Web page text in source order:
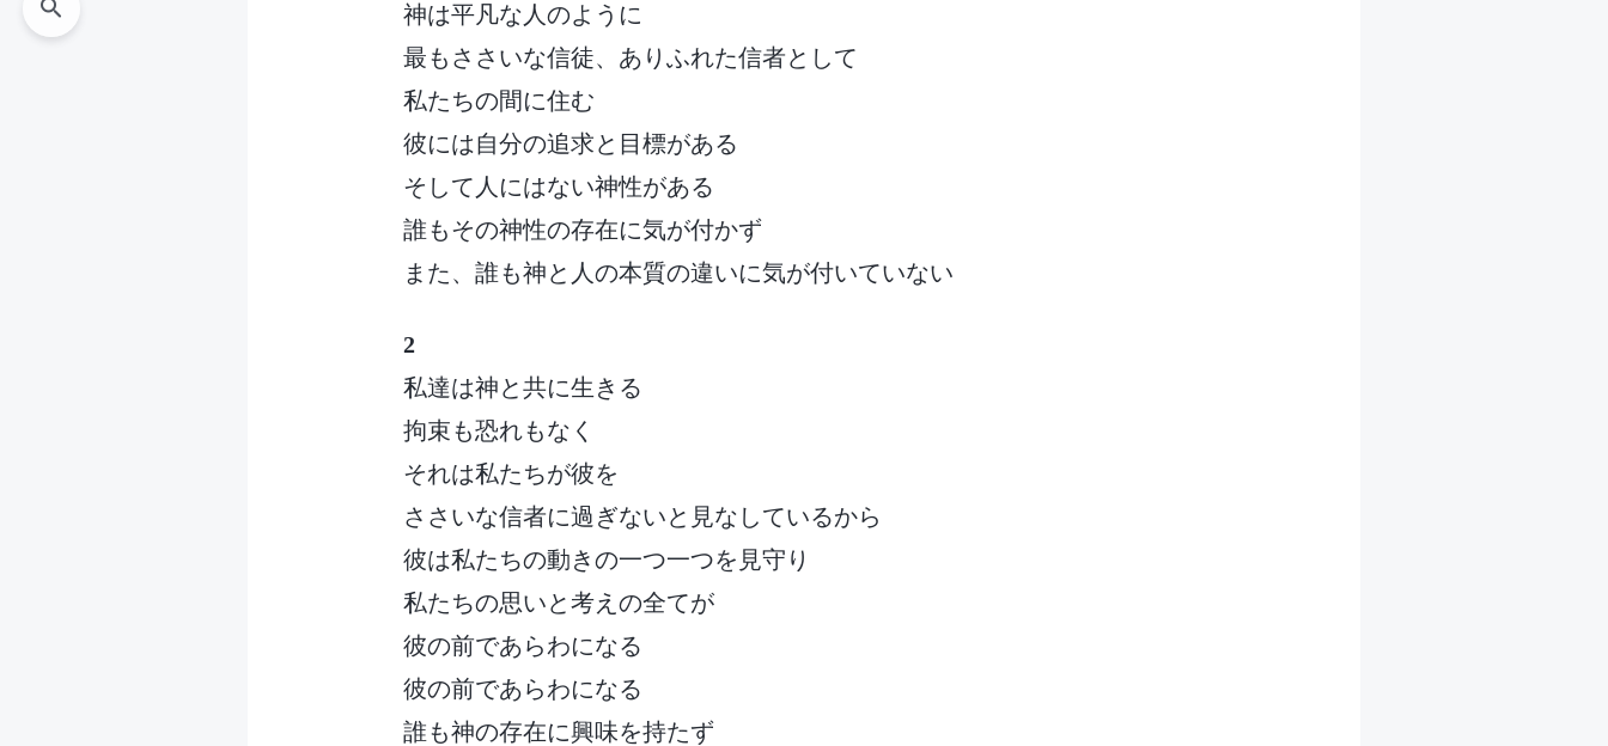
神は平凡な人のように
最もささいな信徒、ありふれた信者として
私たちの間に住む
彼には自分の追求と目標がある
そして人にはない神性がある
誰もその神性の存在に気が付かず
また、誰も神と人の本質の違いに気が付いていない
2
私達は神と共に生きる
拘束も恐れもなく
それは私たちが彼を
ささいな信者に過ぎないと見なしているから
彼は私たちの動きの一つ一つを見守り
私たちの思いと考えの全てが
彼の前であらわになる
彼の前であらわになる
誰も神の存在に興味を持たず